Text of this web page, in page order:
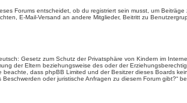
Forums entscheidet, ob du registriert sein musst, um
E-Mail-Versand an andere Mitglieder, Beitritt zu
Gesetz zum Schutz der Privatsphäre von Kindern im
der Eltern beziehungsweise des oder der
dass phpBB Limited und der Besitzer dieses Boards
oder juristische Anfragen zu diesem Forum gibt?“